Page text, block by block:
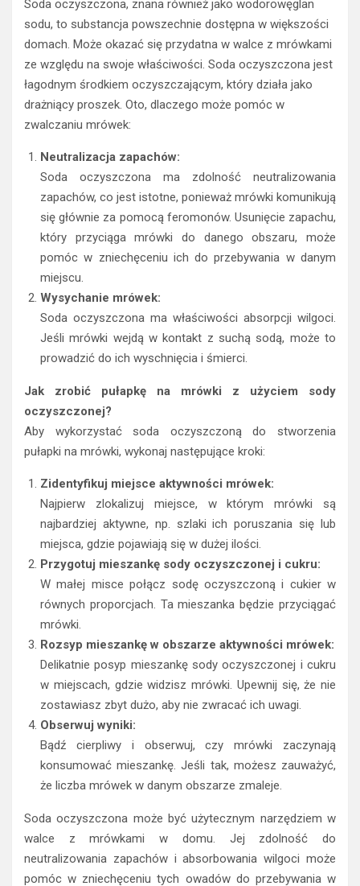
Soda oczyszczona, znana również jako wodorowęglan
sodu, to substancja powszechnie dostępna w większości
domach. Może okazać się przydatna w walce z mrówkami
ze względu na swoje właściwości. Soda oczyszczona jest
łagodnym środkiem oczyszczającym, który działa jako
drażniący proszek. Oto, dlaczego może pomóc w
zwalczaniu mrówek:
Neutralizacja zapachów:
Soda oczyszczona ma zdolność neutralizowania
zapachów, co jest istotne, ponieważ mrówki komunikują
się głównie za pomocą feromonów. Usunięcie zapachu,
który przyciąga mrówki do danego obszaru, może
pomóc w zniechęceniu ich do przebywania w danym
miejscu.
Wysychanie mrówek:
Soda oczyszczona ma właściwości absorpcji wilgoci.
Jeśli mrówki wejdą w kontakt z suchą sodą, może to
prowadzić do ich wyschnięcia i śmierci.
Jak zrobić pułapkę na mrówki z użyciem sody
oczyszczonej?
Aby wykorzystać soda oczyszczoną do stworzenia
pułapki na mrówki, wykonaj następujące kroki:
Zidentyfikuj miejsce aktywności mrówek:
Najpierw zlokalizuj miejsce, w którym mrówki są
najbardziej aktywne, np. szlaki ich poruszania się lub
miejsca, gdzie pojawiają się w dużej ilości.
Przygotuj mieszankę sody oczyszczonej i cukru:
W małej misce połącz sodę oczyszczoną i cukier w
równych proporcjach. Ta mieszanka będzie przyciągać
mrówki.
Rozsyp mieszankę w obszarze aktywności mrówek:
Delikatnie posyp mieszankę sody oczyszczonej i cukru
w miejscach, gdzie widzisz mrówki. Upewnij się, że nie
zostawiasz zbyt dużo, aby nie zwracać ich uwagi.
Obserwuj wyniki:
Bądź cierpliwy i obserwuj, czy mrówki zaczynają
konsumować mieszankę. Jeśli tak, możesz zauważyć,
że liczba mrówek w danym obszarze zmaleje.
Soda oczyszczona może być użytecznym narzędziem w
walce z mrówkami w domu. Jej zdolność do
neutralizowania zapachów i absorbowania wilgoci może
pomóc w zniechęceniu tych owadów do przebywania w